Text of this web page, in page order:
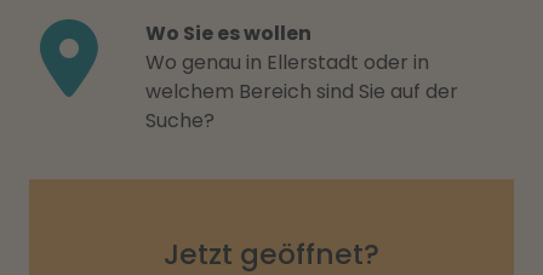
Wo Sie es wollen
Wo genau in Ellerstadt oder in
welchem Bereich sind Sie auf der
Suche?
Jetzt geöffnet?